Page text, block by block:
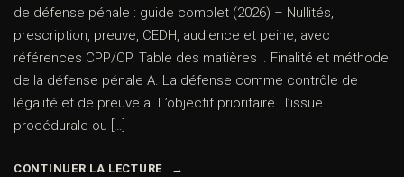
de défense pénale : guide complet (2026) – Nullités,
prescription, preuve, CEDH, audience et peine, avec
références CPP/CP. Table des matières I. Finalité et méthode
de la défense pénale A. La défense comme contrôle de
légalité et de preuve a. L’objectif prioritaire : l’issue
procédurale ou […]
CONTINUER LA LECTURE